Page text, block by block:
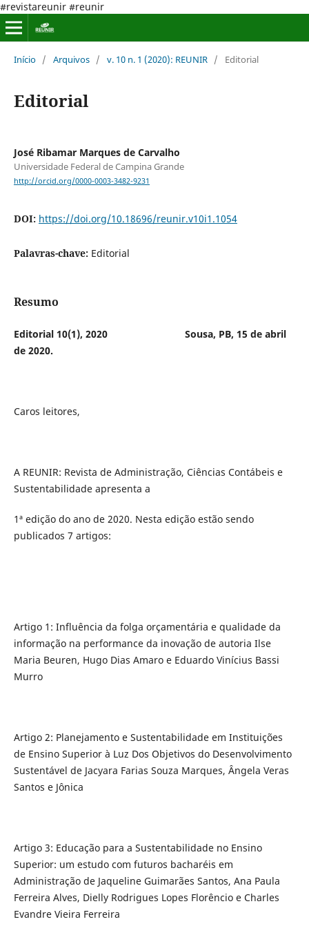
#revistareunir #reunir
Início / Arquivos / v. 10 n. 1 (2020): REUNIR / Editorial
Editorial
José Ribamar Marques de Carvalho
Universidade Federal de Campina Grande
http://orcid.org/0000-0003-3482-9231
DOI: https://doi.org/10.18696/reunir.v10i1.1054
Palavras-chave: Editorial
Resumo
Editorial 10(1), 2020 Sousa, PB, 15 de abril
de 2020.
Caros leitores,
A REUNIR: Revista de Administração, Ciências Contábeis e
Sustentabilidade apresenta a
1ª edição do ano de 2020. Nesta edição estão sendo
publicados 7 artigos:
Artigo 1: Influência da folga orçamentária e qualidade da
informação na performance da inovação de autoria Ilse
Maria Beuren, Hugo Dias Amaro e Eduardo Vinícius Bassi
Murro
Artigo 2: Planejamento e Sustentabilidade em Instituições
de Ensino Superior à Luz Dos Objetivos do Desenvolvimento
Sustentável de Jacyara Farias Souza Marques, Ângela Veras
Santos e Jônica
Artigo 3: Educação para a Sustentabilidade no Ensino
Superior: um estudo com futuros bacharéis em
Administração de Jaqueline Guimarães Santos, Ana Paula
Ferreira Alves, Dielly Rodrigues Lopes Florêncio e Charles
Evandre Vieira Ferreira